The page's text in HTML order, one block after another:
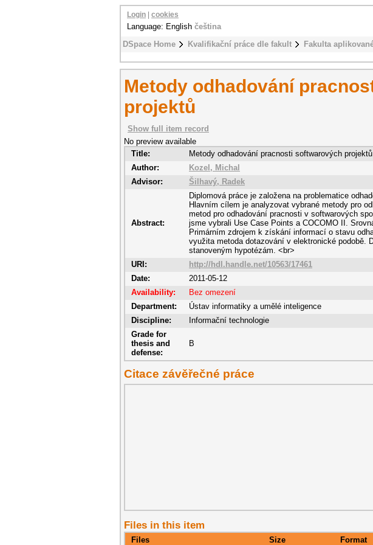
DSpace Home Kvalifikační práce dle fakult Fakulta
Login cookies
Language: English čeština
Metody odhadování
projektů
Show full item record
No preview available
Title:
Metody odhadování pracnosti softwarových projektů
Author:
Kozel, Michal
Advisor:
Šilhavý, Radek
Abstract:
Diplomová práce je založena na problematice
Hlavním cílem je analyzovat vybrané metody pro
metod pro odhadování pracnosti v softwarových
jsme vybrali Use Case Points a COCOMO II.
Primárním zdrojem k získání informací o stavu
využita metoda dotazování v elektronické podobě.
stanoveným hypotézám. <br>
URI:
http://hdl.handle.net/10563/17461
Date:
2011-05-12
Availability:
Bez omezení
Department:
Ústav informatiky a umělé inteligence
Discipline:
Informační technologie
Grade for
thesis and
defense:
B
Citace závěřečné práce
Files in this item
Files Size Format